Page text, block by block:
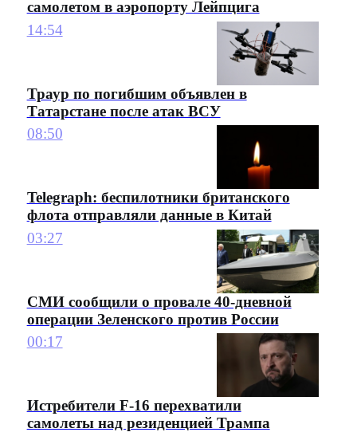
самолетом в аэропорту Лейпцига
14:54
Траур по погибшим объявлен в
Татарстане после атак ВСУ
08:50
Telegraph: беспилотники британского
флота отправляли данные в Китай
03:27
СМИ сообщили о провале 40-дневной
операции Зеленского против России
00:17
Истребители F-16 перехватили
самолеты над резиденцией Трампа